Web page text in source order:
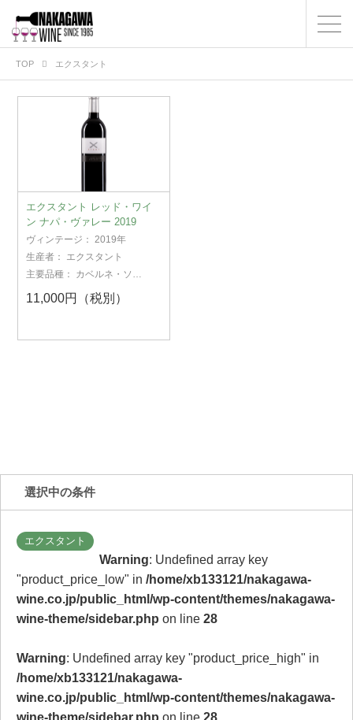
TOP エクスタント
選択中の条件
エクスタント
Warning: Undefined array key
"product_price_low" in /home/xb133121/nakagawa-
wine.co.jp/public_html/wp-content/themes/nakagawa-
wine-theme/sidebar.php on line 28
Warning: Undefined array key "product_price_high" in
/home/xb133121/nakagawa-
wine.co.jp/public_html/wp-content/themes/nakagawa-
wine-theme/sidebar.php on line 28
エクスタント レッド・ワイ
ン ナパ・ヴァレー 2019
ヴィンテージ：2019年
生産者： エクスタント
主要品種： カベルネ・ソー
11,000円（税別）